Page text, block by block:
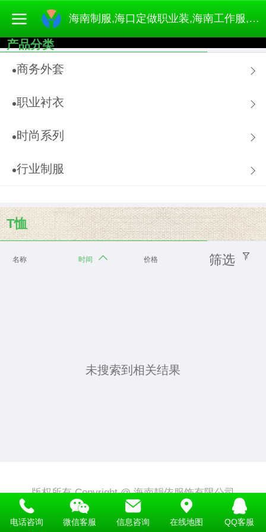
海南制服,海口定做职业装,海南工作服,海南制服厂家,靓依服饰
产品分类
商务外套
职业衬衣
时尚系列
行业制服
T恤
名称 时间 价格 筛选
未搜索到相关结果
版权所有Copyright @海南靓依服饰有限公司
电话：
13876070890
电话咨询 微信客服 信息咨询 在线地图 QQ客服